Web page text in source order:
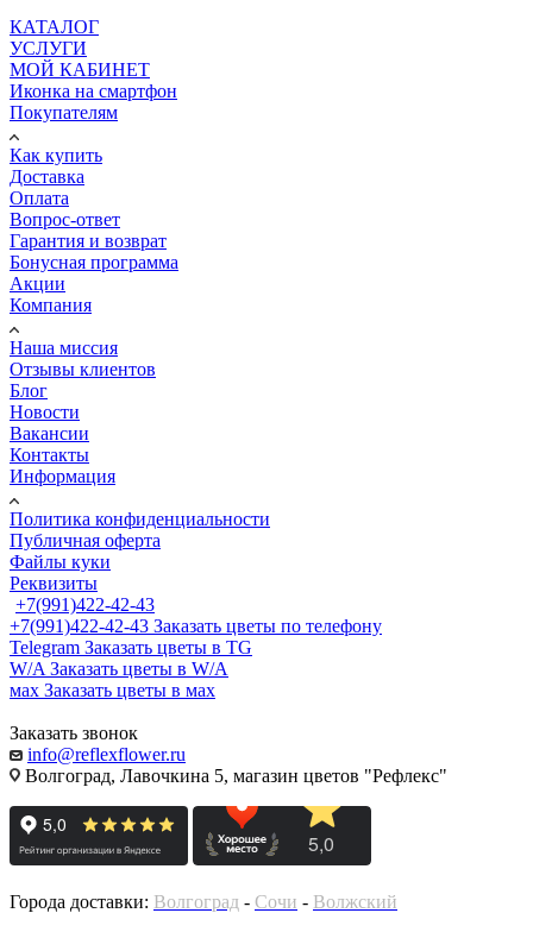
КАТАЛОГ
УСЛУГИ
МОЙ КАБИНЕТ
Иконка на смартфон
Покупателям
Как купить
Доставка
Оплата
Вопрос-ответ
Гарантия и возврат
Бонусная программа
Акции
Компания
Наша миссия
Отзывы клиентов
Блог
Новости
Вакансии
Контакты
Информация
Политика конфиденциальности
Публичная оферта
Файлы куки
Реквизиты
+7(991)422-42-43
+7(991)422-42-43 Заказать цветы по телефону
Telegram Заказать цветы в TG
W/A Заказать цветы в W/A
мах Заказать цветы в мах
Заказать звонок
info@reflexflower.ru
Волгоград, Лавочкина 5, магазин цветов "Рефлекс"
Города доставки: Волгоград - Сочи - Волжский